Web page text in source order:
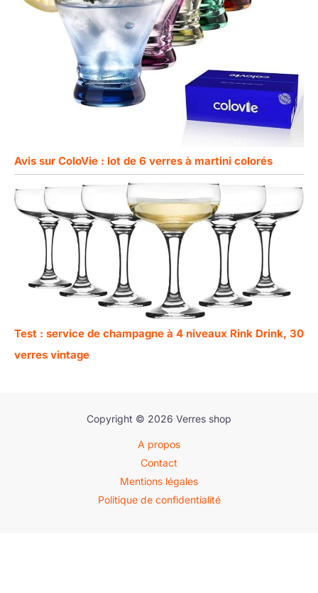
Avis sur ColoVie : lot de 6 verres à martini colorés
Test : service de champagne à 4 niveaux Rink Drink, 30
verres vintage
Copyright © 2026 Verres shop
A propos
Contact
Mentions légales
Politique de confidentialité